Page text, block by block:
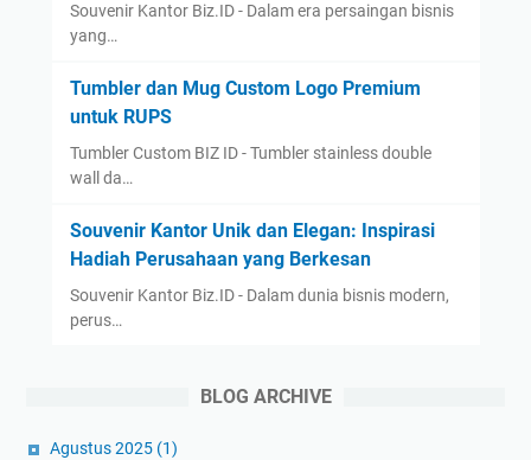
Souvenir Kantor Biz.ID - Dalam era persaingan bisnis
yang…
Tumbler dan Mug Custom Logo Premium
untuk RUPS
Tumbler Custom BIZ ID - Tumbler stainless double
wall da…
Souvenir Kantor Unik dan Elegan: Inspirasi
Hadiah Perusahaan yang Berkesan
Souvenir Kantor Biz.ID - Dalam dunia bisnis modern,
perus…
BLOG ARCHIVE
Agustus 2025 (1)